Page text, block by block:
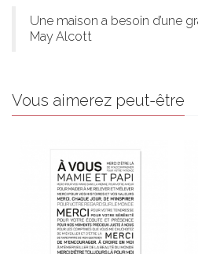
Une maison a besoin d’une
May Alcott
Vous aimerez peut-être